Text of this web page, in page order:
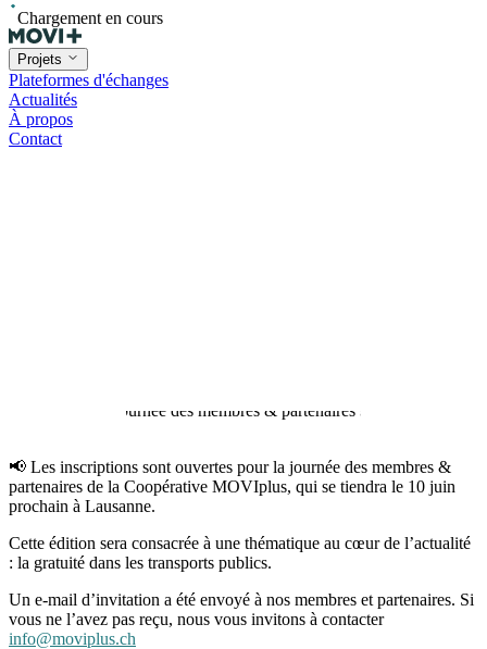
Chargement en cours
Projets
Plateformes d'échanges
Actualités
À propos
Contact
📢 Les inscriptions sont ouvertes pour la journée des membres &
partenaires de la Coopérative MOVIplus, qui se tiendra le 10 juin
prochain à Lausanne.
Cette édition sera consacrée à une thématique au cœur de l’actualité
: la gratuité dans les transports publics.
Un e-mail d’invitation a été envoyé à nos membres et partenaires. Si
vous ne l’avez pas reçu, nous vous invitons à contacter
info@moviplus.ch